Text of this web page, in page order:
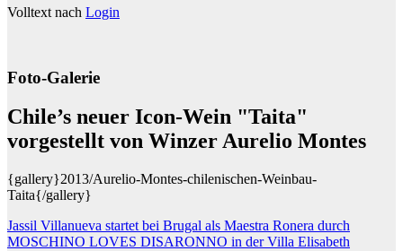
Volltext nach Login
Foto-Galerie
Chile’s neuer Icon-Wein "Taita"
vorgestellt von Winzer Aurelio Montes
{gallery}2013/Aurelio-Montes-chilenischen-Weinbau-
Taita{/gallery}
Beitragsnavigation
Jassil Villanueva startet bei Brugal als Maestra Ronera durch
MOSCHINO LOVES DISARONNO in der Villa Elisabeth